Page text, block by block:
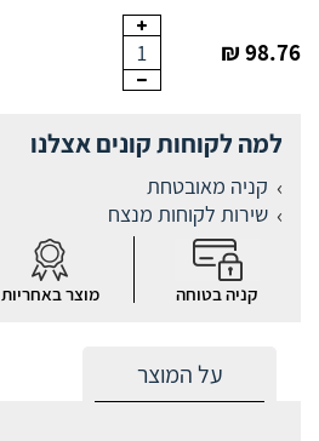
98.76 ₪
1
למה לקוחות קונים אצלנו
קניה מאובטחת
שירות לקוחות מנצח
קניה בטוחה מוצר באחריות
על המוצר